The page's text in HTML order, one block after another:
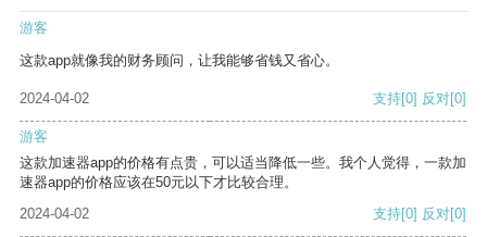
游客
这款app就像我的财务顾问，让我能够省钱又省心。
2024-04-02 支持[0] 反对[0]
游客
这款加速器app的价格有点贵，可以适当降低一些。我个人觉得，一款加
速器app的价格应该在50元以下才比较合理。
2024-04-02
支持[0] 反对[0]